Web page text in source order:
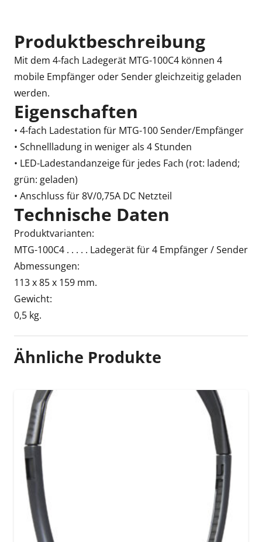
Produktbeschreibung
Mit dem 4-fach Ladegerät MTG-100C4 können 4
mobile Empfänger oder Sender gleichzeitig geladen
werden.
Eigenschaften
• 4-fach Ladestation für MTG-100 Sender/Empfänger
• Schnellladung in weniger als 4 Stunden
• LED-Ladestandanzeige für jedes Fach (rot: ladend;
grün: geladen)
• Anschluss für 8V/0,75A DC Netzteil
Technische Daten
Produktvarianten:
MTG-100C4 . . . . . Ladegerät für 4 Empfänger / Sender
Abmessungen:
113 x 85 x 159 mm.
Gewicht:
0,5 kg.
Ähnliche Produkte